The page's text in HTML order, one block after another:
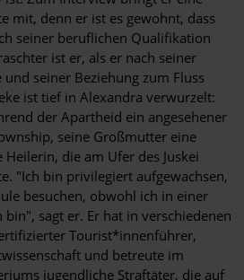
mit, denn er ist es gewohnt, dass
seiner ­beruflichen Qualifikation
ist er, als er nach seiner
seiner Beziehung zum Fluss
ist tief in Alexandra verwurzelt:
der Apartheid ein angesehener
seine Großmutter eine
die am Ufer des Juskei
"Ich bin privilegiert aufgewachsen,
besuchen, obwohl ich in einer
sagt er. Er hat in verschiedenen
Touris­t*innenführer,
und betreute im
jugendliche Straftäter, die auf